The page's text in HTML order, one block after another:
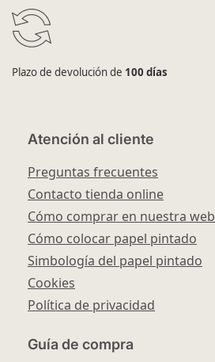
Plazo de devolución de 100 días
Atención al cliente
Preguntas frecuentes
Contacto tienda online
Cómo comprar en nuestra web
Cómo colocar papel pintado
Simbología del papel pintado
Cookies
Política de privacidad
Guía de compra